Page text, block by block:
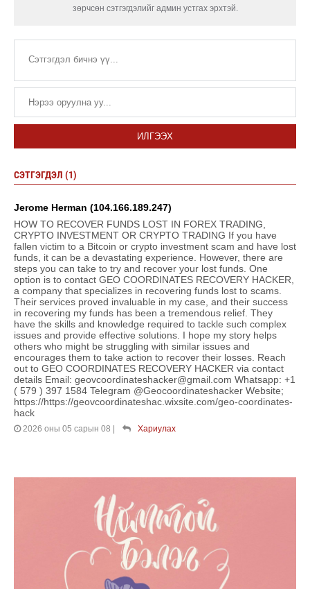
зөрчсөн сэтгэгдэлийг админ устгах эрхтэй.
ИЛГЭЭХ
СЭТГЭГДЭЛ (1)
Jerome Herman (104.166.189.247)
HOW TO RECOVER FUNDS LOST IN FOREX TRADING,
CRYPTO INVESTMENT OR CRYPTO TRADING If you have
fallen victim to a Bitcoin or crypto investment scam and have lost
funds, it can be a devastating experience. However, there are
steps you can take to try and recover your lost funds. One
option is to contact GEO COORDINATES RECOVERY HACKER,
a company that specializes in recovering funds lost to scams.
Their services proved invaluable in my case, and their success
in recovering my funds has been a tremendous relief. They
have the skills and knowledge required to tackle such complex
issues and provide effective solutions. I hope my story helps
others who might be struggling with similar issues and
encourages them to take action to recover their losses. Reach
out to GEO COORDINATES RECOVERY HACKER via contact
details Email: geovcoordinateshacker@gmail.com Whatsapp: +1
( 579 ) 397 1584 Telegram @Geocoordinateshacker Website;
https://https://geovcoordinateshac.wixsite.com/geo-coordinates-
hack
2026 оны 05 сарын 08 | Хариулах